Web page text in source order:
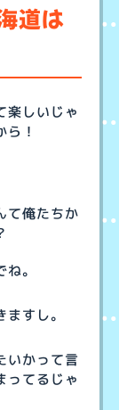
道は
楽しいじゃ
！
て俺たちか
。
すし。
いかって言
ってるじゃ